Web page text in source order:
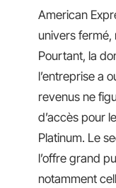
American
univers fermé,
Pourtant, la
l’entreprise a
revenus ne
d’accès pour
Platinum. Le
l’offre grand
notamment